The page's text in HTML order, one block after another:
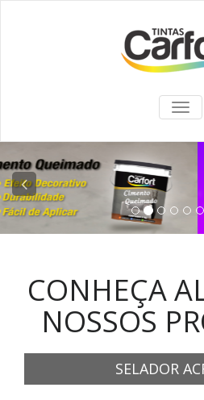
CONHEÇA
NOSSOS
SELADOR